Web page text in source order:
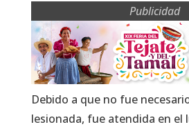
Publicidad
Debido a que no fue
lesionada, fue atendida en el